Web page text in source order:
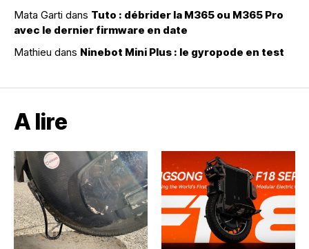
Mata Garti dans Tuto : débrider la M365 ou M365 Pro
avec le dernier firmware en date
Mathieu dans Ninebot Mini Plus : le gyropode en test
A lire